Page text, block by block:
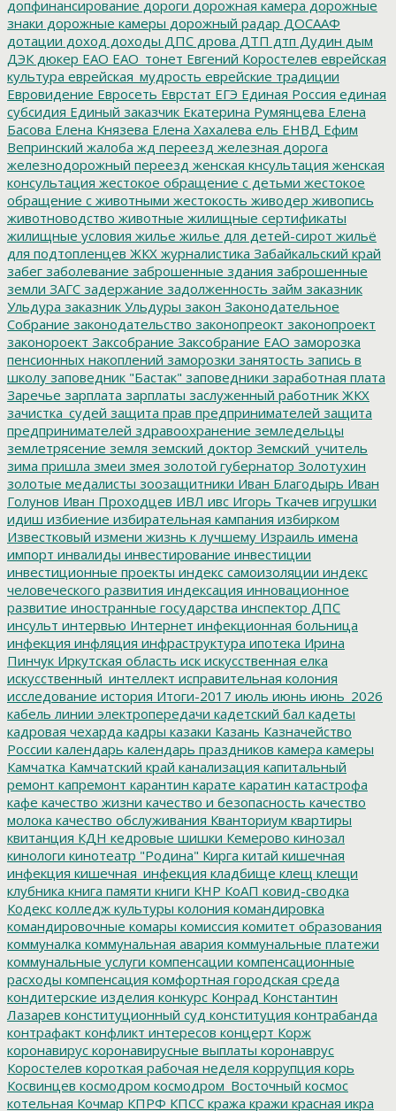
допфинансирование дороги дорожная камера дорожные
знаки дорожные камеры дорожный радар ДОСААФ
дотации доход доходы ДПС дрова ДТП дтп Дудин дым
ДЭК дюкер ЕАО ЕАО_тонет Евгений Коростелев еврейская
культура еврейская_мудрость еврейские традиции
Евровидение Евросеть Еврстат ЕГЭ Единая Россия единая
субсидия Единый заказчик Екатерина Румянцева Елена
Басова Елена Князева Елена Хахалева ель ЕНВД Ефим
Вепринский жалоба жд переезд железная дорога
железнодорожный переезд женская кнсультация женская
консультация жестокое обращение с детьми жестокое
обращение с животными жестокость живодер живопись
животноводство животные жилищные сертификаты
жилищные условия жилье жилье для детей-сирот жильё
для подтопленцев ЖКХ журналистика Забайкальский край
забег заболевание заброшенные здания заброшенные
земли ЗАГС задержание задолженность займ заказник
Ульдура заказник Ульдуры закон Законодательное
Собрание законодательство законопреокт законопроект
законороект Заксобрание Заксобрание ЕАО заморозка
пенсионных накоплений заморозки занятость запись в
школу заповедник "Бастак" заповедники заработная плата
Заречье зарплата зарплаты заслуженный работник ЖКХ
зачистка_судей защита прав предпринимателей защита
предпринимателей здравоохранение земледельцы
землетрясение земля земский доктор Земский_учитель
зима пришла змеи змея золотой губернатор Золотухин
золотые медалисты зоозащитники Иван Благодырь Иван
Голунов Иван Проходцев ИВЛ ивс Игорь Ткачев игрушки
идиш избиение избирательная кампания избирком
Известковый измени жизнь к лучшему Израиль имена
импорт инвалиды инвестирование инвестиции
инвестиционные проекты индекс самоизоляции индекс
человеческого развития индексация инновационное
развитие иностранные государства инспектор ДПС
инсульт интервью Интернет инфекционная больница
инфекция инфляция инфраструктура ипотека Ирина
Пинчук Иркутская область иск искусственная елка
искусственный_интеллект исправительная колония
исследование история Итоги-2017 июль июнь июнь_2026
кабель линии электропередачи кадетский бал кадеты
кадровая чехарда кадры казаки Казань Казначейство
России календарь календарь праздников камера камеры
Камчатка Камчатский край канализация капитальный
ремонт капремонт карантин карате каратин катастрофа
кафе качество жизни качество и безопасность качество
молока качество обслуживания Кванториум квартиры
квитанция КДН кедровые шишки Кемерово кинозал
кинологи кинотеатр "Родина" Кирга китай кишечная
инфекция кишечная_инфекция кладбище клещ клещи
клубника книга памяти книги КНР КоАП ковид-сводка
Кодекс колледж культуры колония командировка
командировочные комары комиссия комитет образования
коммуналка коммунальная авария коммунальные платежи
коммунальные услуги компенсации компенсационные
расходы компенсация комфортная городская среда
кондитерские изделия конкурс Конрад Константин
Лазарев конституционный суд конституция контрабанда
контрафакт конфликт интересов концерт Корж
коронавирус коронавирусные выплаты коронаврус
Коростелев короткая рабочая неделя коррупция корь
Косвинцев космодром космодром_Восточный космос
котельная Кочмар КПРФ КПСС кража кражи красная икра